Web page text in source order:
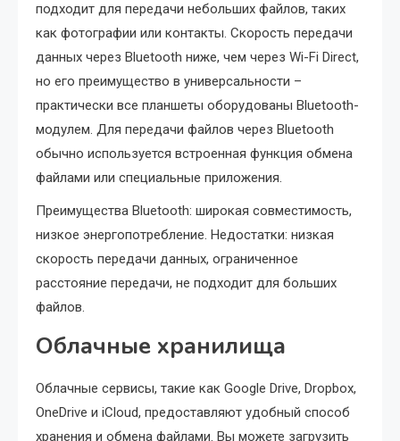
подходит для передачи небольших файлов, таких
как фотографии или контакты. Скорость передачи
данных через Bluetooth ниже, чем через Wi-Fi Direct,
но его преимущество в универсальности –
практически все планшеты оборудованы Bluetooth-
модулем. Для передачи файлов через Bluetooth
обычно используется встроенная функция обмена
файлами или специальные приложения.
Преимущества Bluetooth: широкая совместимость,
низкое энергопотребление. Недостатки: низкая
скорость передачи данных, ограниченное
расстояние передачи, не подходит для больших
файлов.
Облачные хранилища
Облачные сервисы, такие как Google Drive, Dropbox,
OneDrive и iCloud, предоставляют удобный способ
хранения и обмена файлами. Вы можете загрузить